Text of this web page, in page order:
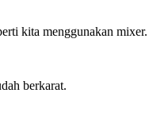
kita menggunakan
berkarat.